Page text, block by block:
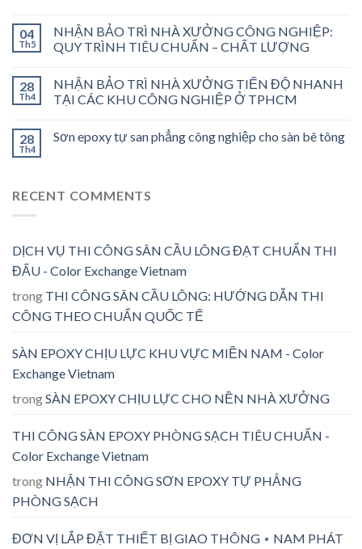
04
Th5
NHẬN BẢO TRÌ NHÀ XƯỞNG CÔNG NGHIỆP:
QUY TRÌNH TIÊU CHUẨN – CHẤT LƯỢNG
28
Th4
NHẬN BẢO TRÌ NHÀ XƯỞNG TIẾN ĐỘ NHANH
TẠI CÁC KHU CÔNG NGHIỆP Ở TPHCM
28
Th4
Sơn epoxy tự san phẳng công nghiệp cho sàn bê tông
RECENT COMMENTS
DỊCH VỤ THI CÔNG SÂN CẦU LÔNG ĐẠT CHUẨN THI
ĐẤU - Color Exchange Vietnam
trong THI CÔNG SÂN CẦU LÔNG: HƯỚNG DẪN THI
CÔNG THEO CHUẨN QUỐC TẾ
SÀN EPOXY CHỊU LỰC KHU VỰC MIỀN NAM - Color
Exchange Vietnam
trongSÀN EPOXY CHỊU LỰC CHO NỀN NHÀ XƯỞNG
THI CÔNG SÀN EPOXY PHÒNG SẠCH TIÊU CHUẨN -
Color Exchange Vietnam
trong NHẬN THI CÔNG SƠN EPOXY TỰ PHẲNG
PHÒNG SẠCH
ĐƠN VỊ LẮP ĐẶT THIẾT BỊ GIAO THÔNG ⋆ NAM PHÁT